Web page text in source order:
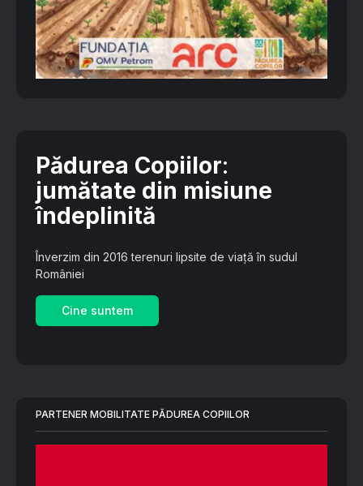
Pădurea Copiilor:
jumătate din misiune
îndeplinită
Înverzim din 2016 terenuri lipsite de viață în sudul
României
Cine suntem
PARTENER MOBILITATE PĂDUREA COPIILOR